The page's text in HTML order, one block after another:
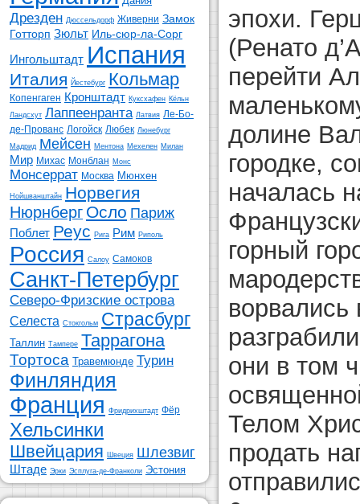
Дрезден Дюссельдорф Живерни Замок
Готторп Зюльт Иль-сюр-ла-Сорг
Ингольштадт Испания
Италия Йестебург Кольмар
Копенгаген Кронштадт Куксхафен Кёльн
Ландсхут Лаппеенранта Латвия Ле-Бо-
де-Прованс Логойск Любек Люнебург
Мадрид Мейсен Ментона Мехелен Милан
Мир Михас Монблан Монс
Монсеррат Москва Мюнхен
Нойшванштайн Норвегия
Нюрнберг Осло Париж
Поблет Реус Рига Рим Риполь
Россия Салоу Самоков
Санкт-Петербург
Северо-Фризские острова
Селеста Стокгольм Страсбург
Таллин Тампере Таррагона
Тортоса Травемюнде Турин
Финляндия
Франция Фридрихштадт Фёр
Хельсинки
Швейцария Швеция Шлезвиг
Штаде Эрки Эсплуга-де-Франколи Эстония
эпохи.
(Ренато
перейти
долине
городке,
началась
горный
ворвались
они в том
Телом
продать